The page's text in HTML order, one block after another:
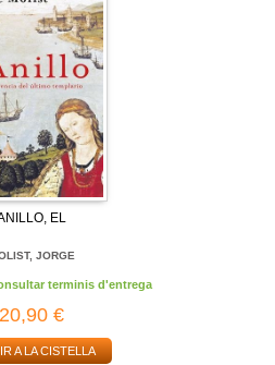
EL
JORGE
terminis d'entrega
20,90 €
A LA CISTELLA